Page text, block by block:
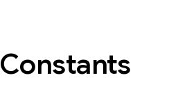
Constants